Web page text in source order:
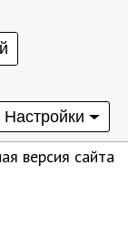
Настройки
версия сайта